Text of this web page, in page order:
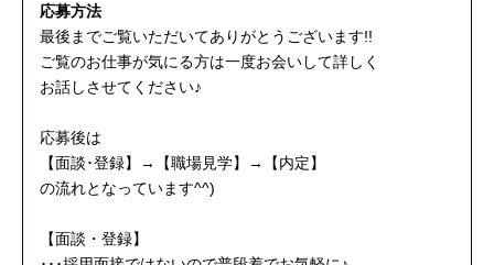
応募方法
最後までご覧いただいてありがとうございます!!
ご覧のお仕事が気にる方は一度お会いして詳しく
お話しさせてください♪
応募後は
【面談･登録】→【職場見学】→【内定】
の流れとなっています^^)
【面談・登録】